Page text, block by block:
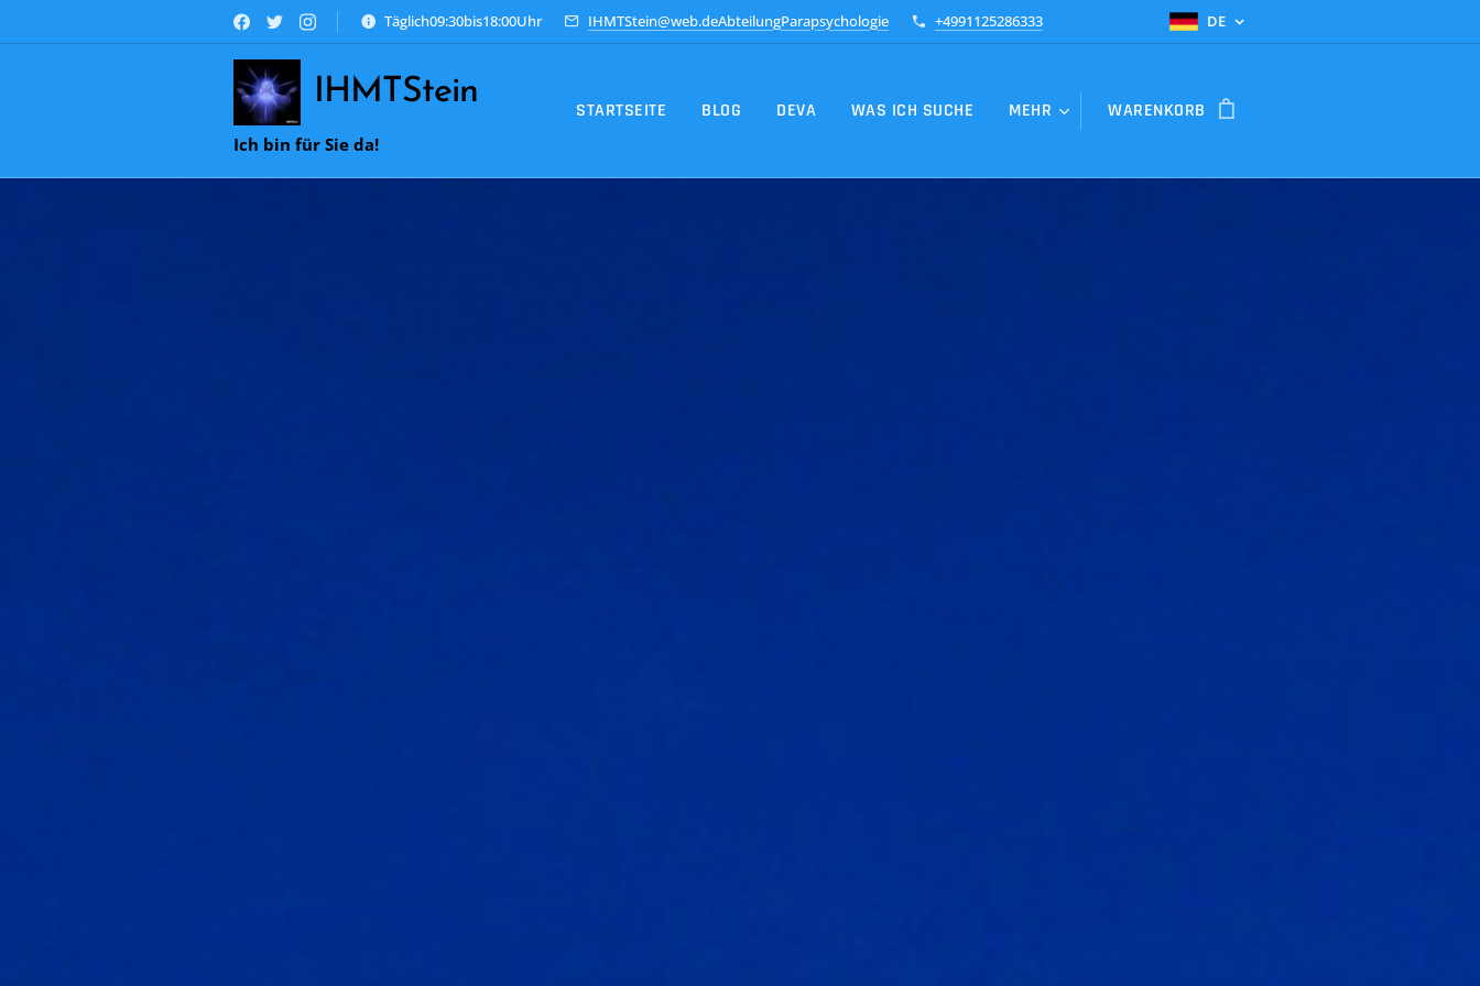
Täglich09:30bis18:00Uhr IHMTStein@web.deAbteilungParapsychologie +4991125286333 DE
IHMTStein
Ich bin für Sie da!
STARTSEITE BLOG DEVA WAS ICH SUCHE MEHR WARENKORB